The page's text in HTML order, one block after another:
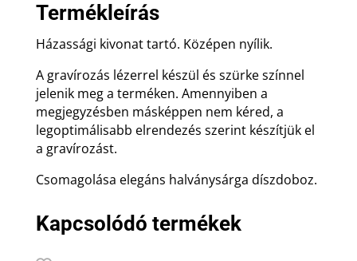
Termékleírás
Házassági kivonat tartó. Középen nyílik.
A gravírozás lézerrel készül és szürke színnel
jelenik meg a terméken. Amennyiben a
megjegyzésben másképpen nem kéred, a
legoptimálisabb elrendezés szerint készítjük el
a gravírozást.
Csomagolása elegáns halványsárga díszdoboz.
Kapcsolódó termékek